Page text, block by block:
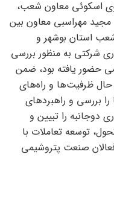
اسکوئی معاون شعب،
مهراسبی معاون بین
استان بوشهر و
شرکتی به منظور بررسی
حضور یافته بود، ضمن
ظرفیت‌ها و راه‌های
بررسی و راهبرد‌های
دوجانبه را تبیین و
توسعه تعاملات با
صنعت پتروشیمی